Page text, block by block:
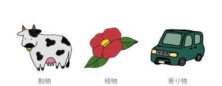
動物 植物 乗り物